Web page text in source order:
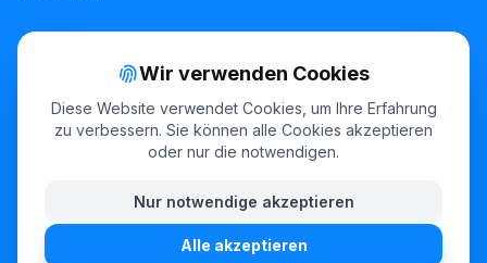
Hotels
Arbeitskleidung
Wir verwenden Cookies
Diese Website verwendet Cookies, um Ihre Erfahrung
zu verbessern. Sie können alle Cookies akzeptieren
oder nur die notwendigen.
Nur notwendige akzeptieren
Alle akzeptieren